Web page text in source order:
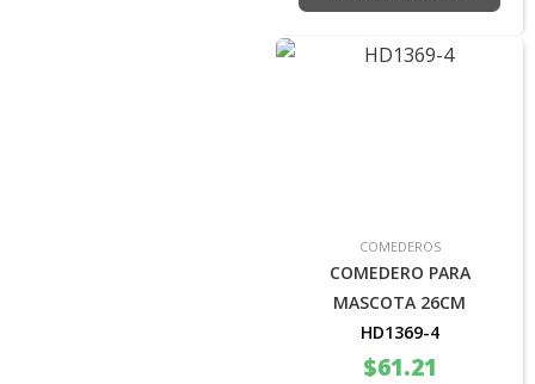
COMEDEROS
COMEDERO PARA
MASCOTA 26CM
HD1369-4
$61.21